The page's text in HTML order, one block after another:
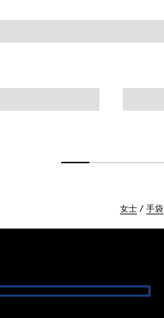
女士 手袋